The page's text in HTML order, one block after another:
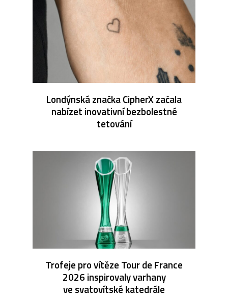
Londýnská značka CipherX začala
nabízet inovativní bezbolestné
tetování
Trofeje pro vítěze Tour de France
2026 inspirovaly varhany
ve svatovítské katedrále